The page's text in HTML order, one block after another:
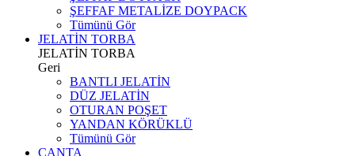
ŞEFFAF METALİZE DOYPACK
Tümünü Gör
JELATİN TORBA
JELATİN TORBA
Geri
BANTLI JELATİN
DÜZ JELATİN
OTURAN POŞET
YANDAN KÖRÜKLÜ
Tümünü Gör
ÇANTA